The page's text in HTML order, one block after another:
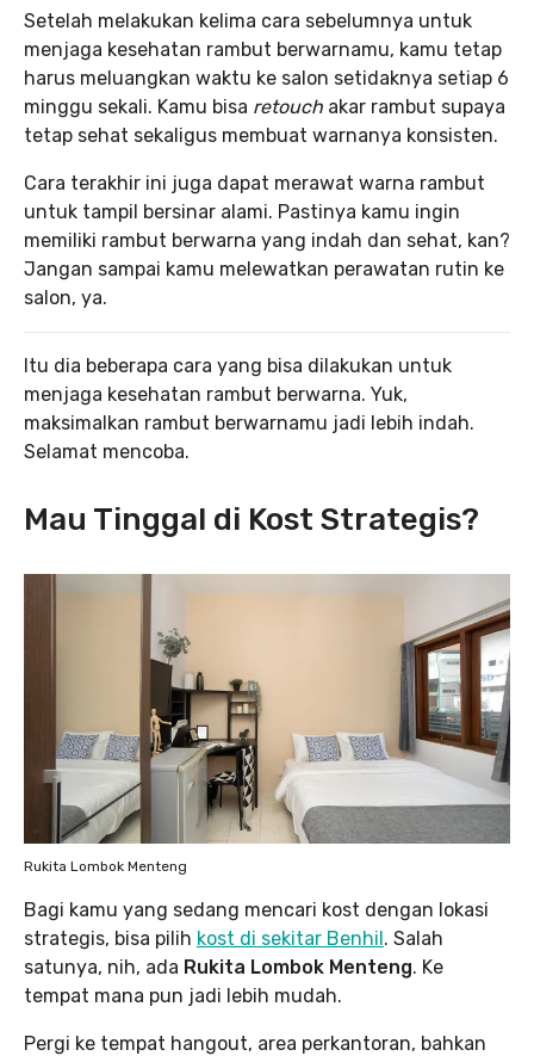
Setelah melakukan kelima cara sebelumnya untuk
menjaga kesehatan rambut berwarnamu, kamu tetap
harus meluangkan waktu ke salon setidaknya setiap 6
minggu sekali. Kamu bisa retouch akar rambut supaya
tetap sehat sekaligus membuat warnanya konsisten.
Cara terakhir ini juga dapat merawat warna rambut
untuk tampil bersinar alami. Pastinya kamu ingin
memiliki rambut berwarna yang indah dan sehat, kan?
Jangan sampai kamu melewatkan perawatan rutin ke
salon, ya.
Itu dia beberapa cara yang bisa dilakukan untuk
menjaga kesehatan rambut berwarna. Yuk,
maksimalkan rambut berwarnamu jadi lebih indah.
Selamat mencoba.
Mau Tinggal di Kost Strategis?
Rukita Lombok Menteng
Bagi kamu yang sedang mencari kost dengan lokasi
strategis, bisa pilih kost di sekitar Benhil. Salah
satunya, nih, ada Rukita Lombok Menteng. Ke
tempat mana pun jadi lebih mudah.
Pergi ke tempat hangout, area perkantoran, bahkan